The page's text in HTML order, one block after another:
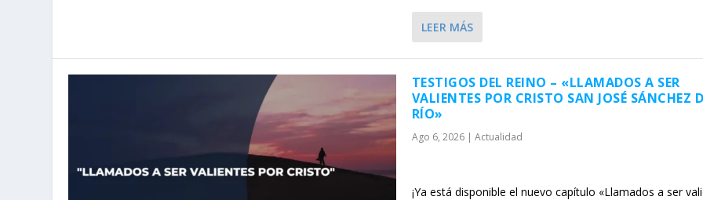
LEER MÁS
TESTIGOS DEL REINO – «LLAMADOS A SER
VALIENTES POR CRISTO SAN JOSÉ SÁNCHEZ
RÍO»
Ago 6, 2026| Actualidad
¡Ya está disponible el nuevo capítulo «Llamados a ser